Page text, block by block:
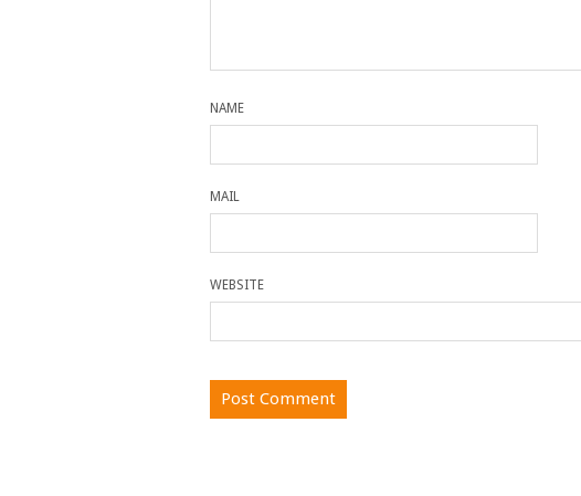
NAME
MAIL
WEBSITE